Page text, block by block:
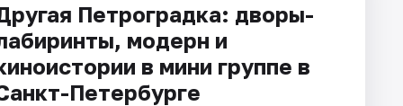
Петроградка: дворы-
модерн и
в мини группе в
Петербурге